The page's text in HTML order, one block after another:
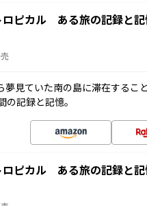
ロピカル ある旅の記録と
夢見ていた南の島に滞在するこ
の記録と記憶。
ロピカル ある旅の記録と